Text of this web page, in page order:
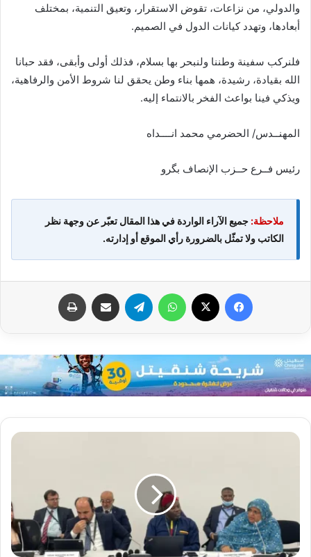
والدولي، من نزاعات، تقوض الاستقرار، وتعيق التنمية، بمختلف
أبعادها، وتهدد كيانات الدول في الصميم.
فلنركب سفينة وطننا ولنبحر بها بسلام، فذلك أولى وأبقى، فقد حبانا
الله بقيادة، رشيدة، همها بناء وطن يحقق لنا شروط الأمن والرفاهية،
ويذكي فينا بواعث الفخر بالانتماء إليه.
المهنــدس/ الحضرمي محمد انــــداه
رئيس فــرع حــزب الإنصاف بگرو
ملاحظة: جميع الآراء الواردة في هذا المقال تعبّر عن وجهة نظر
الكاتب ولا تمثّل بالضرورة رأي الموقع أو إدارته.
فيسبوك واتساب تيلقرام مشاركة عبر البريد